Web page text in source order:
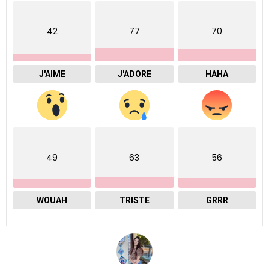
42
J'AIME
77
J'ADORE
70
HAHA
49
WOUAH
63
TRISTE
56
GRRR